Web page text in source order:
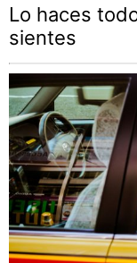
Lo haces
sientes